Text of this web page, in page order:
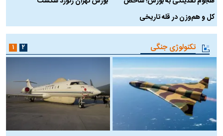
کل و هم‌وزن در قله تاریخی
تکنولوژی جنگی ۱ ۲